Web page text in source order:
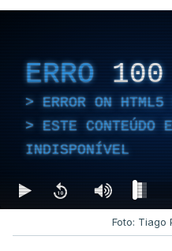
ERRO 100
ERROR ON
ESTE CONTEÚDO
INDISPONÍVEL
Foto: Tiago